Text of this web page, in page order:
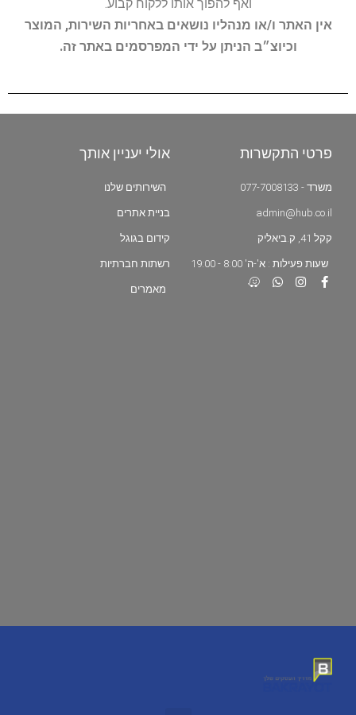
ואף להפוך אותו ללקוח קבוע.
אין האתר ו/או מנהליו נושאים באחריות השירות, המוצר
וכיוצ״ב הניתן על ידי המפרסמים באתר זה.
פרטי התקשרות
משרד - 077-7008133
admin@hub.co.il
קקל 41, ק.ביאליק
שעות פעילות : א'-ה' 8:00 - 19:00
אולי יעניין אותך
השירותים שלנו
בניית אתרים
קידום בגוגל
רשתות חברתיות
מאמרים